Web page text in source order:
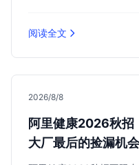
阅读全文
2026/8/8
阿里健康2026秋招
大厂最后的捡漏机会